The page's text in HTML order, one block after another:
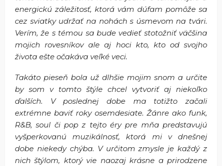
energickú záležitosť, ktorá vám dúfam pomôže sa
cez sviatky udržať na nohách s úsmevom na tvári.
Verím, že s témou sa bude vedieť stotožniť väčšina
mojich rovesníkov ale aj hoci kto, kto od svojho
života ešte očakáva veľké veci.
Takáto pieseň bola už dlhšie mojim snom a určite
by som v tomto štýle chcel vytvoriť aj niekoľko
ďalších. V poslednej dobe ma totižto začali
extrémne baviť roky osemdesiate. Žánre ako funk,
R&B, soul či pop z tejto éry pre mňa predstavujú
vyšperkovanú muzikálnosť, ktorá mi v dnešnej
dobe niekedy chýba. V určitom zmysle je každý z
nich štýlom, ktorý vie naozaj krásne a prirodzene